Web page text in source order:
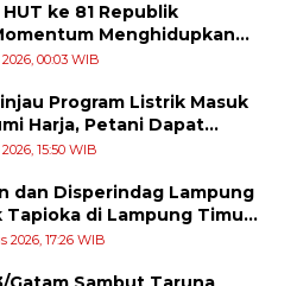
ke 81 Republik
Menghidupkan
Juang Para Pahlawan
00:03 WIB
Program Listrik Masuk
Harja, Petani Dapat
KWH
15:50 WIB
dan Disperindag Lampung
Tapioka di Lampung Timur,
Langkah Pengawasan
2026, 17:26 WIB